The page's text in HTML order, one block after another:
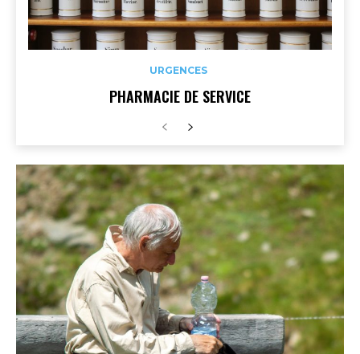
URGENCES
PHARMACIE DE SERVICE